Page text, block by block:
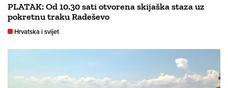
PLATAK: Od 10.30 sati otvorena skijaška staza uz
pokretnu traku Radeševo
Hrvatska i svijet